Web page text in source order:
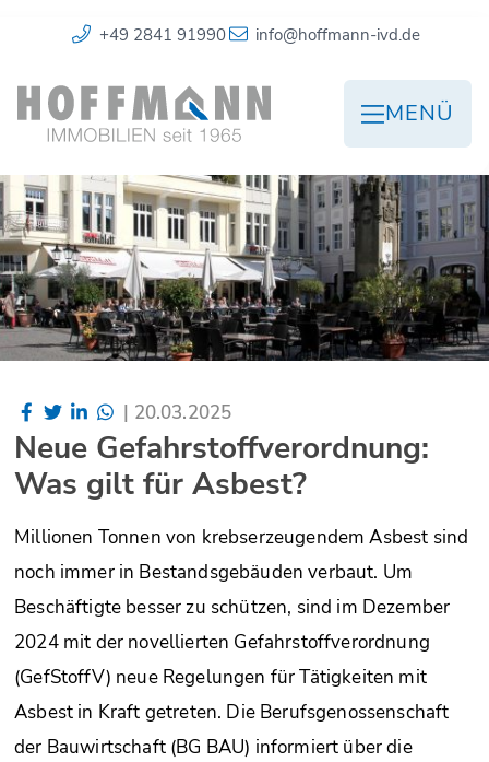
+49 2841 91990 info@hoffmann-ivd.de
MENÜ
| 20.03.2025
Neue Gefahrstoffverordnung:
Was gilt für Asbest?
Millionen Tonnen von krebserzeugendem Asbest sind
noch immer in Bestandsgebäuden verbaut. Um
Beschäftigte besser zu schützen, sind im Dezember
2024 mit der novellierten Gefahrstoffverordnung
(GefStoffV) neue Regelungen für Tätigkeiten mit
Asbest in Kraft getreten. Die Berufsgenossenschaft
der Bauwirtschaft (BG BAU) informiert über die